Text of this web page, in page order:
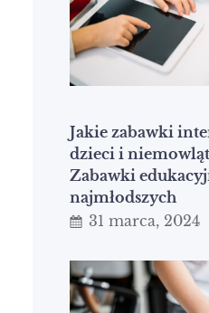
Jakie zabawki
dzieci i niemowląt
Zabawki
najmłodszych
31 marca, 2024